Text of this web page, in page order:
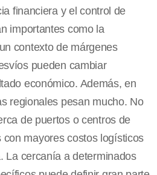
financiera y el control de
importantes como la
contexto de márgenes
pueden cambiar
económico. Además, en
regionales pesan mucho. No
de puertos o centros de
mayores costos logísticos
La cercanía a determinados